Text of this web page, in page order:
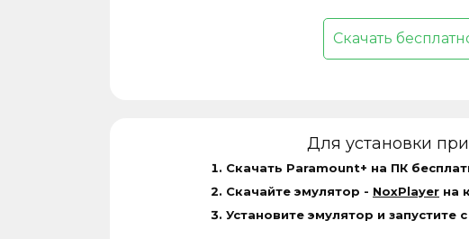
Скачать
Для установки
Скачать Paramount+ на ПК
Скачайте эмулятор - NoxPlayer на
Установите эмулятор и